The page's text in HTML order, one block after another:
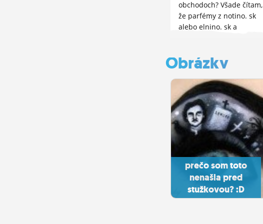
obchodoch? Všade čítam,
že parfémy z notino. sk
alebo elnino. sk a
skúsenosti? Pozitívne,
negatívne, akékoľvek :D A
podotázka - aký je váš
súčasný obľúbený...
Obrázky
prečo som toto
nenašla pred
stužkovou? :D